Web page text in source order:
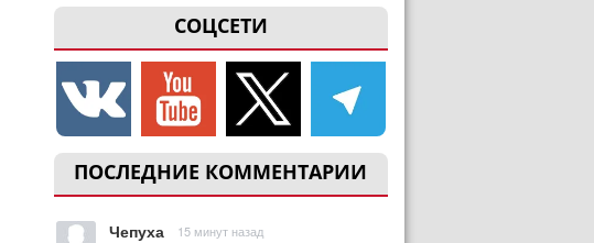
СОЦСЕТИ
ПОСЛЕДНИЕ КОММЕНТАРИИ
Чепуха 15 минут назад